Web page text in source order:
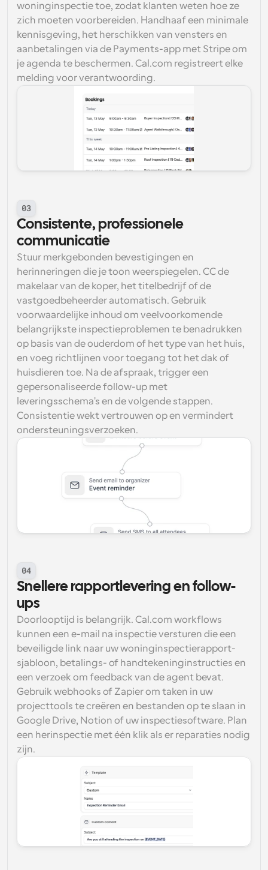
woninginspectie toe, zodat klanten weten hoe ze
zich moeten voorbereiden. Handhaaf een minimale
kennisgeving, het herschikken van vensters en
aanbetalingen via de Payments-app met Stripe om
je agenda te beschermen. Cal.com registreert elke
melding voor verantwoording.
03
Consistente, professionele
communicatie
Stuur merkgebonden bevestigingen en
herinneringen die je toon weerspiegelen. CC de
makelaar van de koper, het titelbedrijf of de
vastgoedbeheerder automatisch. Gebruik
voorwaardelijke inhoud om veelvoorkomende
belangrijkste inspectieproblemen te benadrukken
op basis van de ouderdom of het type van het huis,
en voeg richtlijnen voor toegang tot het dak of
huisdieren toe. Na de afspraak, trigger een
gepersonaliseerde follow-up met
leveringsschema's en de volgende stappen.
Consistentie wekt vertrouwen op en vermindert
ondersteuningsverzoeken.
04
Snellere rapportlevering en follow-
ups
Doorlooptijd is belangrijk. Cal.com workflows
kunnen een e-mail na inspectie versturen die een
beveiligde link naar uw woninginspectierapport-
sjabloon, betalings- of handtekeninginstructies en
een verzoek om feedback van de agent bevat.
Gebruik webhooks of Zapier om taken in uw
projecttools te creëren en bestanden op te slaan in
Google Drive, Notion of uw inspectiesoftware. Plan
een herinspectie met één klik als er reparaties nodig
zijn.